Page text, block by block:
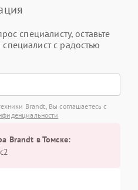
специалисту, оставьте
с радостью
Brandt, Вы соглашаетесь с
Brandt в Томске: